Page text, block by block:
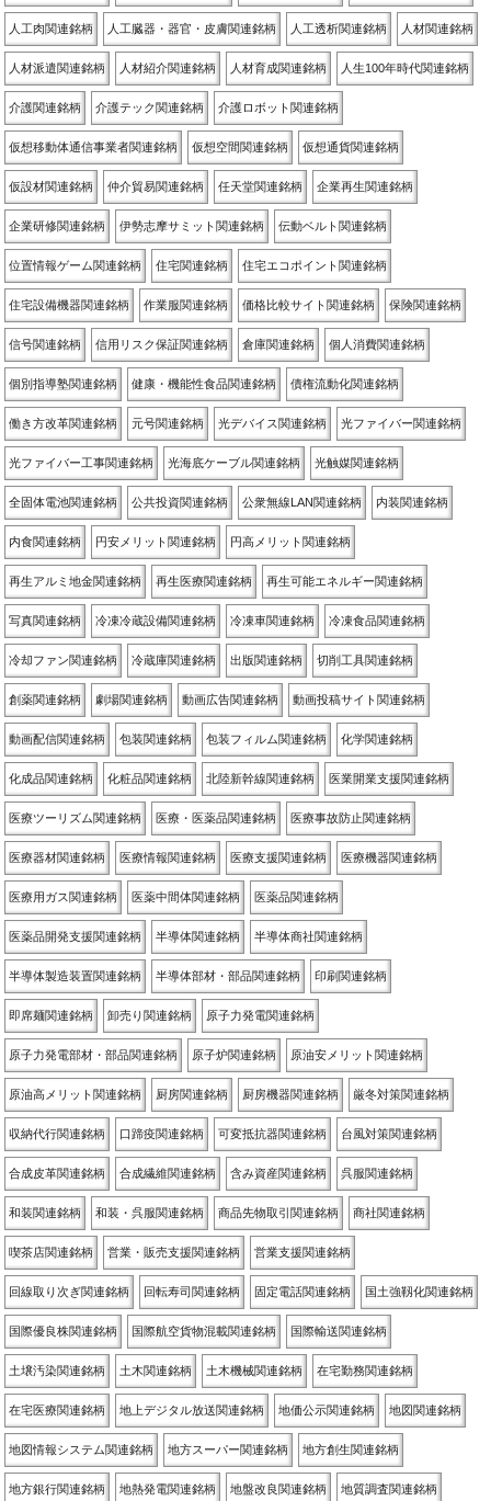
人工肉関連銘柄 人工臓器・器官・皮膚関連銘柄 人工透析関連銘柄 人材関連銘柄
人材派遣関連銘柄 人材紹介関連銘柄 人材育成関連銘柄 人生100年時代関連銘柄
介護関連銘柄 介護テック関連銘柄 介護ロボット関連銘柄
仮想移動体通信事業者関連銘柄 仮想空間関連銘柄 仮想通貨関連銘柄
仮設材関連銘柄 仲介貿易関連銘柄 任天堂関連銘柄 企業再生関連銘柄
企業研修関連銘柄 伊勢志摩サミット関連銘柄 伝動ベルト関連銘柄
位置情報ゲーム関連銘柄 住宅関連銘柄 住宅エコポイント関連銘柄
住宅設備機器関連銘柄 作業服関連銘柄 価格比較サイト関連銘柄 保険関連銘柄
信号関連銘柄 信用リスク保証関連銘柄 倉庫関連銘柄 個人消費関連銘柄
個別指導塾関連銘柄 健康・機能性食品関連銘柄 債権流動化関連銘柄
働き方改革関連銘柄 元号関連銘柄 光デバイス関連銘柄 光ファイバー関連銘柄
光ファイバー工事関連銘柄 光海底ケーブル関連銘柄 光触媒関連銘柄
全固体電池関連銘柄 公共投資関連銘柄 公衆無線LAN関連銘柄 内装関連銘柄
内食関連銘柄 円安メリット関連銘柄 円高メリット関連銘柄
再生アルミ地金関連銘柄 再生医療関連銘柄 再生可能エネルギー関連銘柄
写真関連銘柄 冷凍冷蔵設備関連銘柄 冷凍車関連銘柄 冷凍食品関連銘柄
冷却ファン関連銘柄 冷蔵庫関連銘柄 出版関連銘柄 切削工具関連銘柄
創薬関連銘柄 劇場関連銘柄 動画広告関連銘柄 動画投稿サイト関連銘柄
動画配信関連銘柄 包装関連銘柄 包装フィルム関連銘柄 化学関連銘柄
化成品関連銘柄 化粧品関連銘柄 北陸新幹線関連銘柄 医業開業支援関連銘柄
医療ツーリズム関連銘柄 医療・医薬品関連銘柄 医療事故防止関連銘柄
医療器材関連銘柄 医療情報関連銘柄 医療支援関連銘柄 医療機器関連銘柄
医療用ガス関連銘柄 医薬中間体関連銘柄 医薬品関連銘柄
医薬品開発支援関連銘柄 半導体関連銘柄 半導体商社関連銘柄
半導体製造装置関連銘柄 半導体部材・部品関連銘柄 印刷関連銘柄
即席麺関連銘柄 卸売り関連銘柄 原子力発電関連銘柄
原子力発電部材・部品関連銘柄 原子炉関連銘柄 原油安メリット関連銘柄
原油高メリット関連銘柄 厨房関連銘柄 厨房機器関連銘柄 厳冬対策関連銘柄
収納代行関連銘柄 口蹄疫関連銘柄 可変抵抗器関連銘柄 台風対策関連銘柄
合成皮革関連銘柄 合成繊維関連銘柄 含み資産関連銘柄 呉服関連銘柄
和装関連銘柄 和装・呉服関連銘柄 商品先物取引関連銘柄 商社関連銘柄
喫茶店関連銘柄 営業・販売支援関連銘柄 営業支援関連銘柄
回線取り次ぎ関連銘柄 回転寿司関連銘柄 固定電話関連銘柄 国土強靱化関連銘柄
国際優良株関連銘柄 国際航空貨物混載関連銘柄 国際輸送関連銘柄
土壌汚染関連銘柄 土木関連銘柄 土木機械関連銘柄 在宅勤務関連銘柄
在宅医療関連銘柄 地上デジタル放送関連銘柄 地価公示関連銘柄 地図関連銘柄
地図情報システム関連銘柄 地方スーパー関連銘柄 地方創生関連銘柄
地方銀行関連銘柄 地熱発電関連銘柄 地盤改良関連銘柄 地質調査関連銘柄